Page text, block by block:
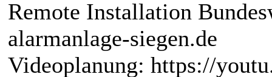
Remote Installation
alarmanlage-siegen.de
Videoplanung: https://